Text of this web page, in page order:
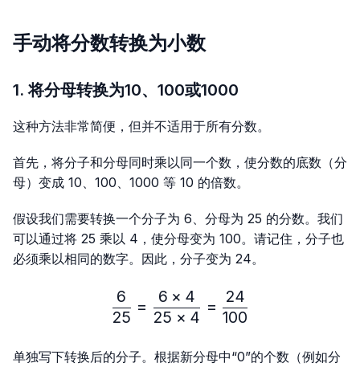
手动将分数转换为小数
1. 将分母转换为10、100或1000
这种方法非常简便，但并不适用于所有分数。
首先，将分子和分母同时乘以同一个数，使分数的底数（分
母）变成 10、100、1000 等 10 的倍数。
假设我们需要转换一个分子为 6、分母为 25 的分数。我们
可以通过将 25 乘以 4，使分母变为 100。请记住，分子也
必须乘以相同的数字。因此，分子变为 24。
\frac{6}{25}=\frac{6 ×
25
6
=
25 × 4
6 × 4
=
100
24
单独写下转换后的分子。根据新分母中“0”的个数（例如分